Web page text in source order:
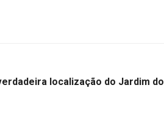
localização do Jardim do